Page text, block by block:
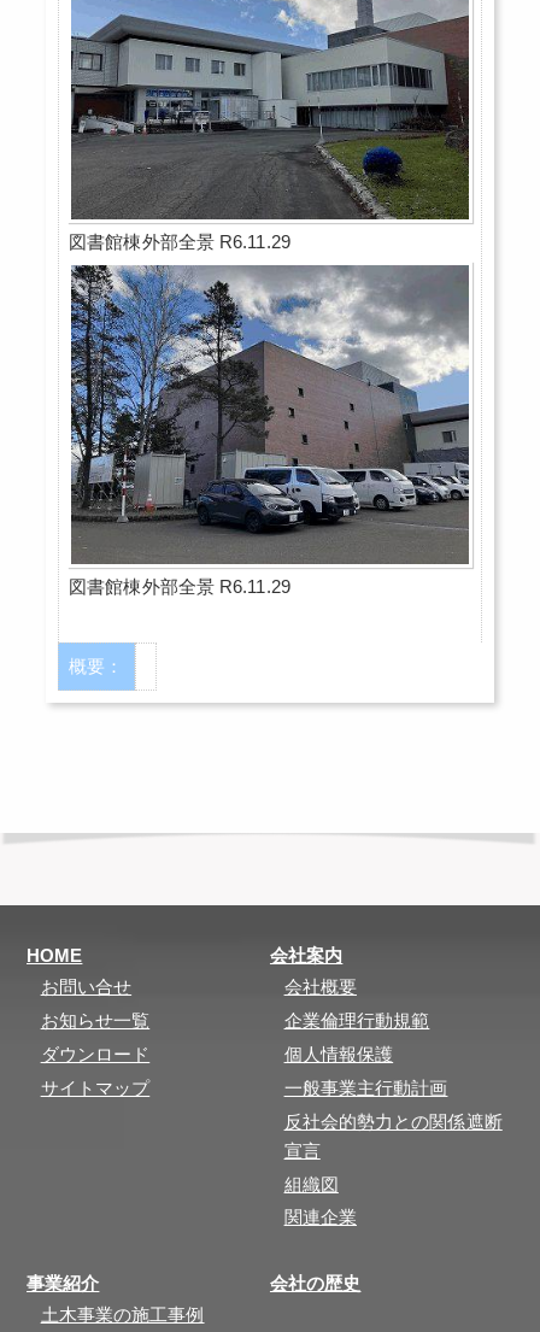
図書館棟外部全景 R6.11.29
図書館棟外部全景 R6.11.29
概要：
HOME
お問い合せ
お知らせ一覧
ダウンロード
サイトマップ
会社案内
会社概要
企業倫理行動規範
個人情報保護
一般事業主行動計画
反社会的勢力との関係遮断
宣言
組織図
関連企業
事業紹介
土木事業の施工事例
会社の歴史